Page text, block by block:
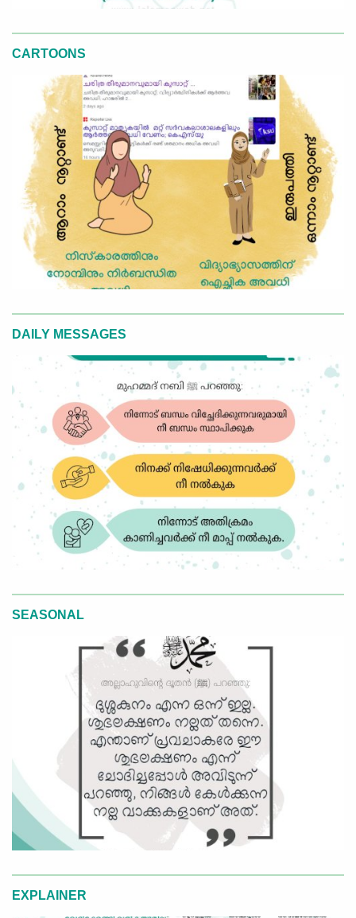
CARTOONS
DAILY MESSAGES
SEASONAL
EXPLAINER